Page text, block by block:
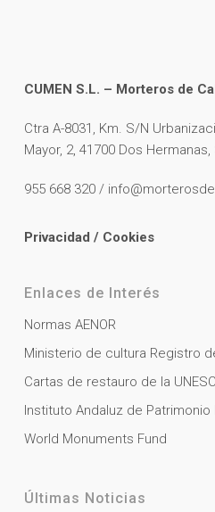
CUMEN S.L. – Morteros de
Ctra A-8031, Km. S/N
Mayor, 2, 41700 Dos Hermanas,
955 668 320 /
Privacidad / Cookies
Enlaces de Interés
Normas AENOR
Ministerio de cultura Registro
Cartas de restauro de la
Instituto Andaluz de
World Monuments Fund
Últimas Noticias